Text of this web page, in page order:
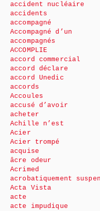
accident nucléaire
accidents
accompagné
Accompagné d’un
accompagnés
ACCOMPLIE
accord commercial
accord déclare
accord Unedic
accords
Accoules
accusé d’avoir
acheter
Achille n’est
Acier
Acier trompé
acquise
âcre odeur
Acrimed
acrobatiquement
Acta Vista
acte
acte impudique